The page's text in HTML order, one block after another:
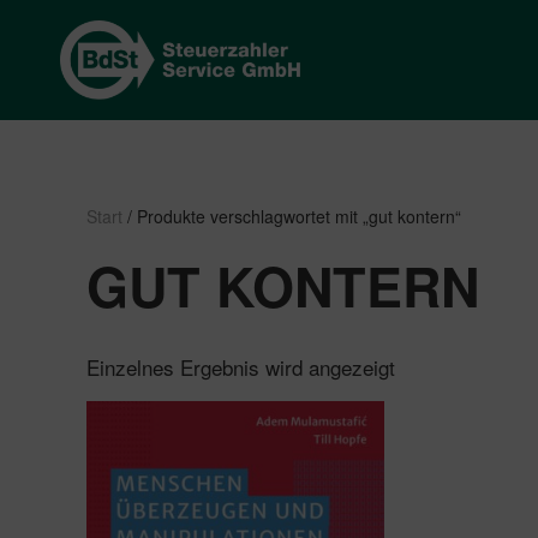
Start / Produkte verschlagwortet mit „gut kontern“
GUT KONTERN
Einzelnes Ergebnis wird angezeigt